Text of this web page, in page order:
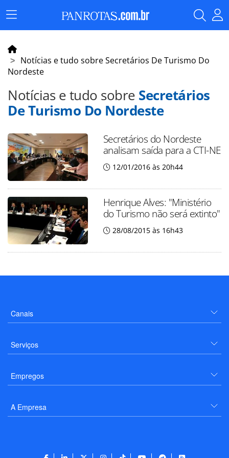
Menu
Principal
Notícias e tudo sobre Secretários De Turismo Do
Nordeste
Notícias e tudo sobre Secretários
De Turismo Do Nordeste
Secretários do Nordeste
analisam saída para a CTI-NE
12/01/2016 às 20h44
Henrique Alves: "Ministério
do Turismo não será extinto"
28/08/2015 às 16h43
Canais
Serviços
Empregos
A Empresa